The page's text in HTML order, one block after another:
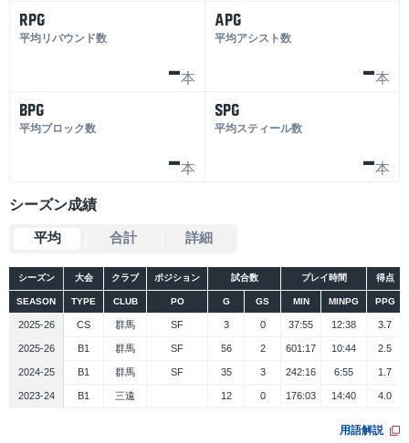
RPG
平均リバウンド数
-本
APG
平均アシスト数
-本
BPG
平均ブロック数
-本
SPG
平均スティール数
-本
シーズン成績
平均 合計 詳細
シーズン 大会 クラブ ポジション 試合数 プレイ時間 得点
SEASON TYPE CLUB PO G GS MIN MINPG PPG
2025-26 CS 群馬 SF 3 0 37:55 12:38 3.7
2025-26 B1 群馬 SF 56 2 601:17 10:44 2.5
2024-25 B1 群馬 SF 35 3 242:16 6:55 1.7
2023-24 B1 三遠 12 0 176:03 14:40 4.0
用語解説